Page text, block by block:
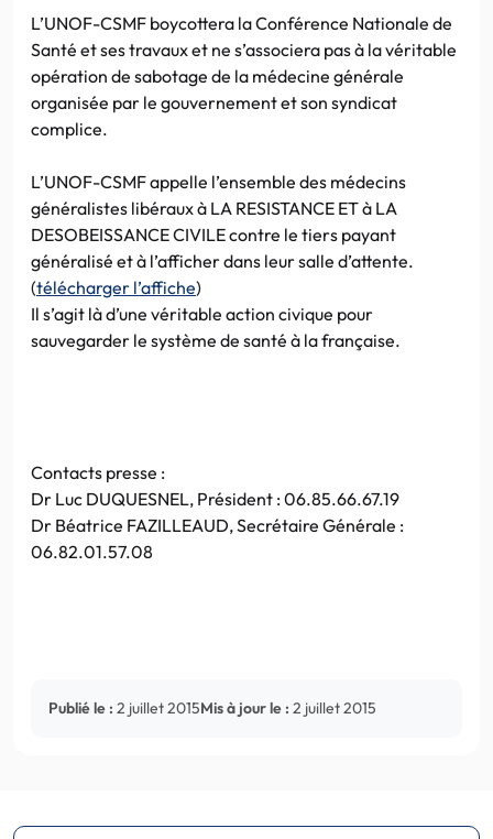
L’UNOF-CSMF boycottera la Conférence Nationale de
Santé et ses travaux et ne s’associera pas à la véritable
opération de sabotage de la médecine générale
organisée par le gouvernement et son syndicat
complice.
L’UNOF-CSMF appelle l’ensemble des médecins
généralistes libéraux à LA RESISTANCE ET à LA
DESOBEISSANCE CIVILE contre le tiers payant
généralisé et à l’afficher dans leur salle d’attente.
(télécharger l’affiche)
Il s’agit là d’une véritable action civique pour
sauvegarder le système de santé à la française.
Contacts presse :
Dr Luc DUQUESNEL, Président : 06.85.66.67.19
Dr Béatrice FAZILLEAUD, Secrétaire Générale :
06.82.01.57.08
Publié le : 2 juillet 2015Mis à jour le : 2 juillet 2015